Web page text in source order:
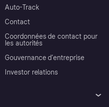
Auto-Track
Contact
Coordonnées de contact pour
les autorités
Gouvernance d’entreprise
Investor relations